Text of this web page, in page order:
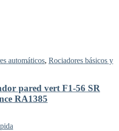
automáticos, Rociadores básicos y
pared vert F1-56 SR
RA1385